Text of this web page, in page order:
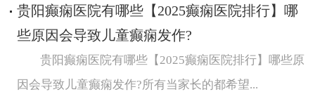
贵阳癫痫医院有哪些【2025癫痫医院排行】哪
些原因会导致儿童癫痫发作?
贵阳癫痫医院有哪些【2025癫痫医院排行】哪些原
因会导致儿童癫痫发作?所有当家长的都希望...